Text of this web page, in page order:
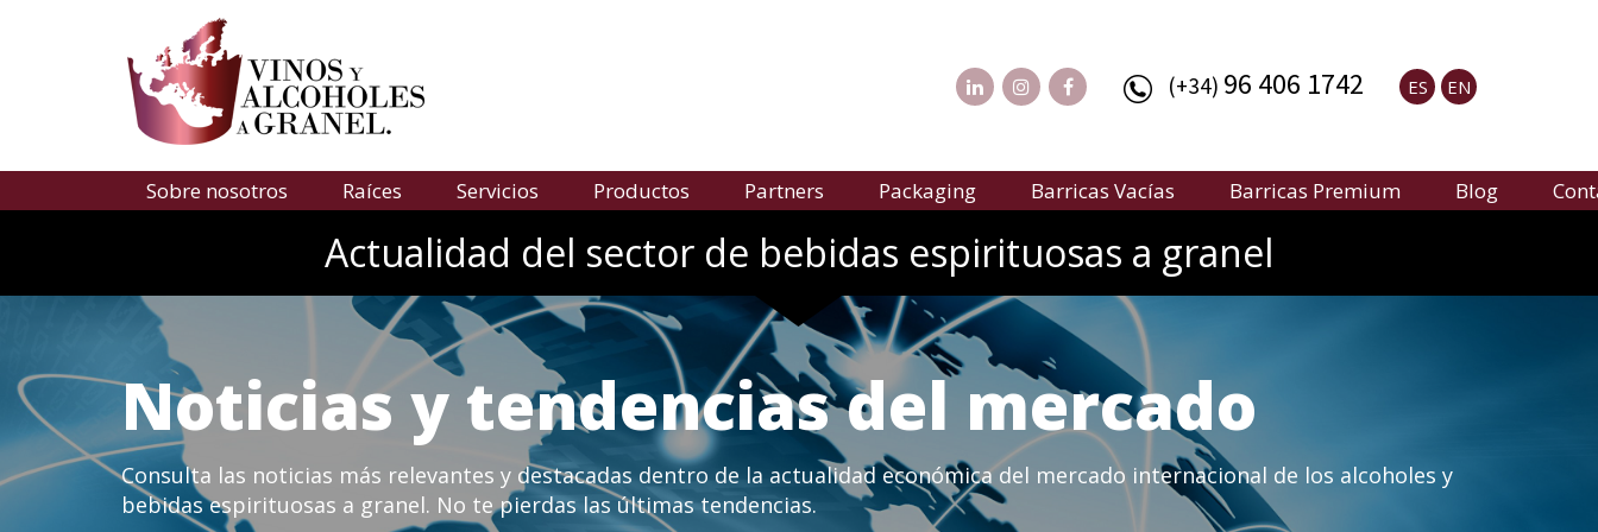
(+34) 96 406 1742 ES EN
Sobre nosotros Raíces Servicios Productos Partners Packaging Barricas Vacías Barricas Premium Blog
Actualidad del sector de bebidas espirituosas a granel
Noticias y tendencias del mercado
Consulta las noticias más relevantes y destacadas dentro de la actualidad económica del mercado internacional de los alcoholes y
bebidas espirituosas a granel. No te pierdas las últimas tendencias.